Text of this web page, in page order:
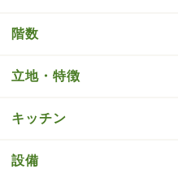
階数
立地・特徴
キッチン
設備